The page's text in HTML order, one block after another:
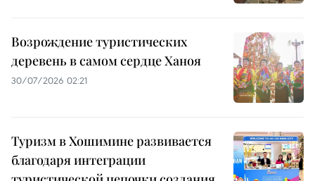
Возрождение туристических
деревень в самом сердце Ханоя
30/07/2026 02:21
Туризм в Хошимине развивается
благодаря интеграции